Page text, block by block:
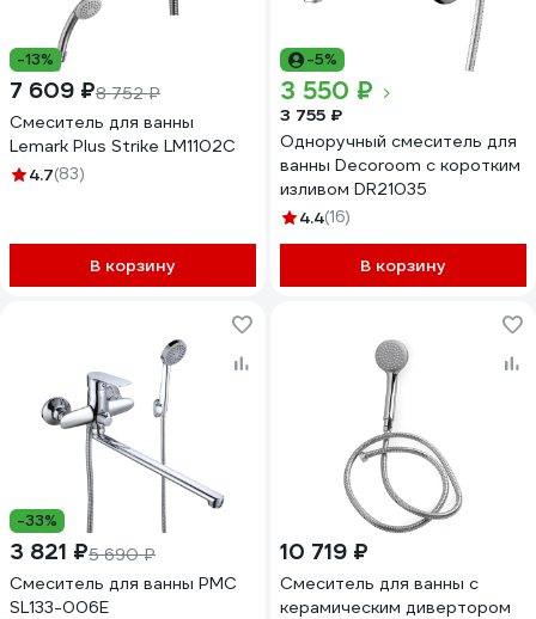
-13%
7 609 ₽8 752 ₽
Смеситель для ванны
Lemark Plus Strike LM1102C
4.7(83)
В корзину
-5%
3 550 ₽
3 755 ₽
Одноручный смеситель для
ванны Decoroom с коротким
изливом DR21035
4.4(16)
В корзину
-33%
3 821 ₽5 690 ₽
Смеситель для ванны РМС
SL133-006E
10 719 ₽
Смеситель для ванны с
керамическим дивертором